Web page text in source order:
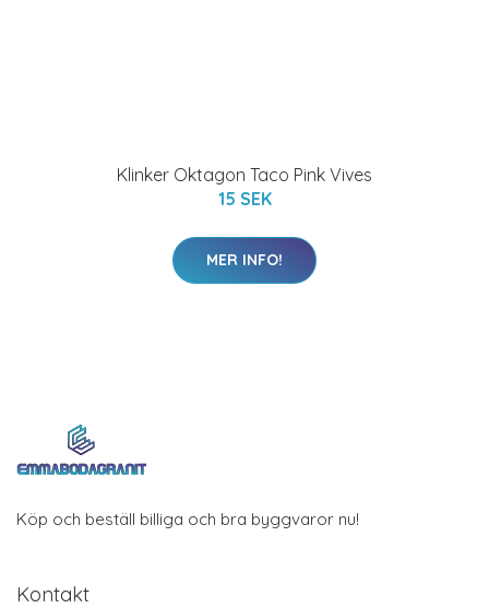
Klinker Oktagon Taco Pink Vives
15 SEK
MER INFO!
Köp och beställ billiga och bra byggvaror nu!
Kontakt